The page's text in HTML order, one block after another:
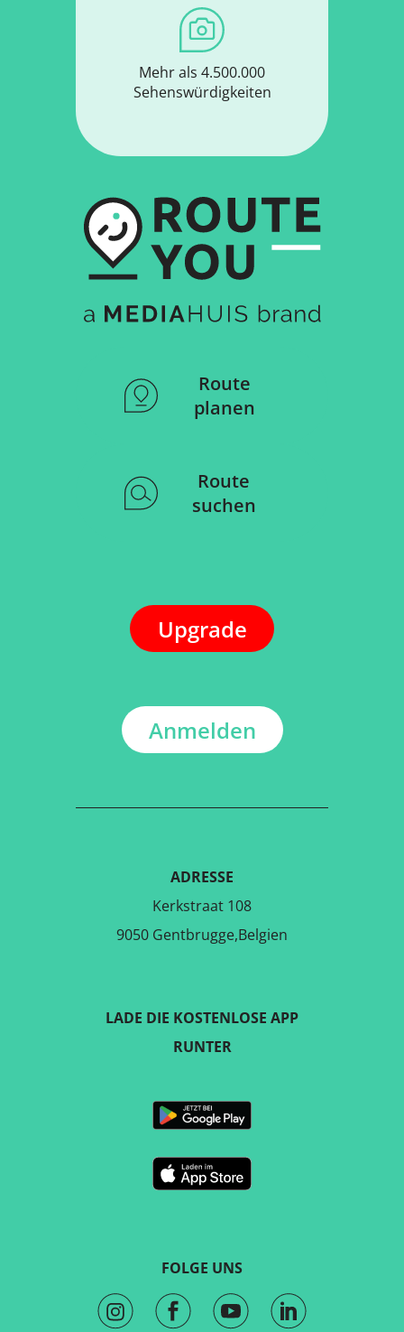
Mehr als 4.500.000
Sehenswürdigkeiten
Route
planen
Route
suchen
Upgrade
Anmelden
ADRESSE
Kerkstraat 108
9050 Gentbrugge,Belgien
FOLGE UNS
LADE DIE KOSTENLOSE APP
RUNTER